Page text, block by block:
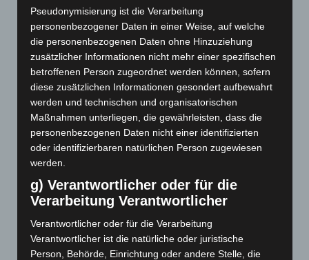
Psychoanalyse Psychosomatik
Psychotherapie
Psychotherapieforschung Resonanz Selbst
Spiritualität Sprache Synchronie
Systemische Therapie Therapie Training Trauma
Umwelt Verkörperung
Soma Festival 2025
Die Psychosomatik erkundet das Selbst III
Die Psychosomatik erkundet das Selbst II
Pseudonymisierung ist die Verarbeitung
personenbezogener Daten in einer Weise, auf welche
die personenbezogenen Daten ohne Hinzuziehung
zusätzlicher Informationen nicht mehr einer spezifischen
betroffenen Person zugeordnet werden können, sofern
diese zusätzlichen Informationen gesondert aufbewahrt
werden und technischen und organisatorischen
Maßnahmen unterliegen, die gewährleisten, dass die
personenbezogenen Daten nicht einer identifizierten
oder identifizierbaren natürlichen Person zugewiesen
werden.
g) Verantwortlicher oder für die
Verarbeitung Verantwortlicher
Verantwortlicher oder für die Verarbeitung
Verantwortlicher ist die natürliche oder juristische
Person, Behörde, Einrichtung oder andere Stelle, die